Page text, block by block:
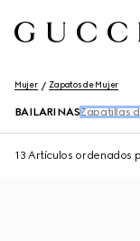
Mujer Zapatos de Mujer
BAILARINAS Zapatillas
13 Artículos ordenados